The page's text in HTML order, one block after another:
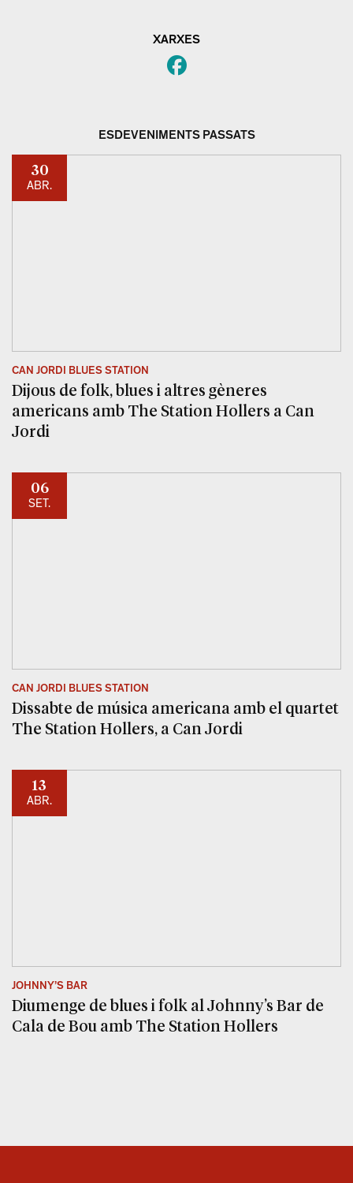
XARXES
ESDEVENIMENTS PASSATS
30
ABR.
CAN JORDI BLUES STATION
Dijous de folk, blues i altres gèneres
americans amb The Station Hollers a Can
Jordi
06
SET.
CAN JORDI BLUES STATION
Dissabte de música americana amb el quartet
The Station Hollers, a Can Jordi
13
ABR.
JOHNNY’S BAR
Diumenge de blues i folk al Johnny’s Bar de
Cala de Bou amb The Station Hollers